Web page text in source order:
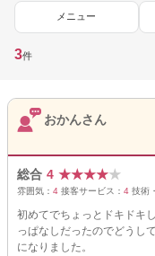
メニュー
3件
おかんさん
総合 4 ★★★★★
雰囲気： 4 接客サービス： 4 技術
初めてでちょっとドキドキ
っぱなしだったのでどうし
になりました。